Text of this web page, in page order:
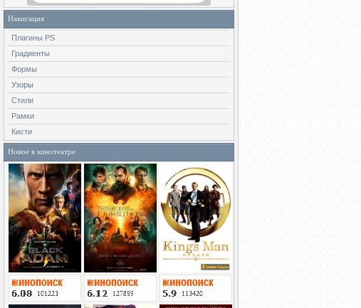
Навигация
Плагины PS
Градиенты
Формы
Узоры
Стили
Рамки
Кисти
Новое в кинотеатре